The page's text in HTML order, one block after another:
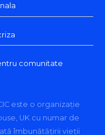
comunitate
este o organizație
UK cu numar de
îmbunătățirii vieții